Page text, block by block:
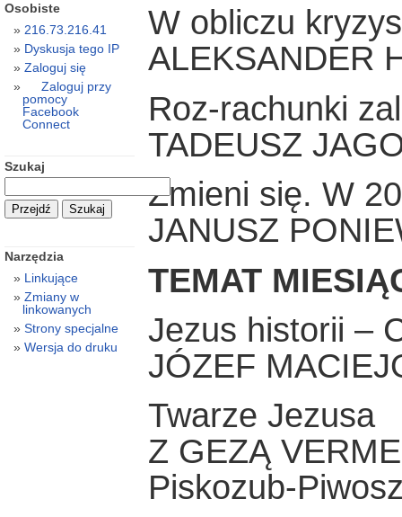
W obliczu
ALEKSANDER
Roz-rachunki
TADEUSZ
Zmieni się. W
JANUSZ
TEMAT
Jezus historii –
JÓZEF
Twarze Jezusa
Z GEZĄ
Piskozub-
Osobiste
216.73.216.41
Dyskusja tego IP
Zaloguj się
Zaloguj przy
pomocy
Facebook
Connect
Szukaj
Narzędzia
Linkujące
Zmiany w
linkowanych
Strony specjalne
Wersja do druku